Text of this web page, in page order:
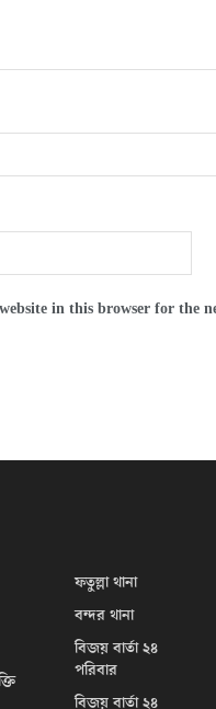
in this browser for the
ফতুল্লা থানা
বন্দর থানা
বিজয় বার্তা ২৪
পরিবার
বিজয় বার্তা ২৪